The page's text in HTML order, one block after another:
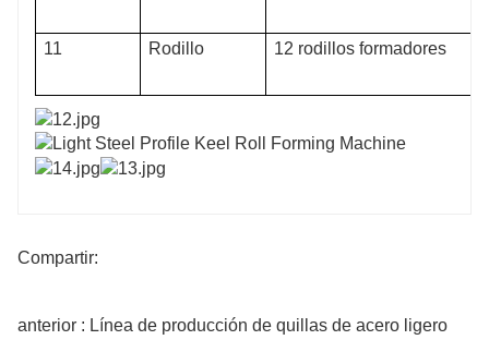
11
Rodillo 12 rodillos formadores
Compartir:
anterior : Línea de producción de quillas de acero ligero